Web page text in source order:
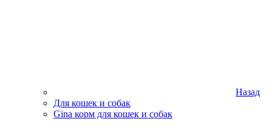
Назад
Для кошек и собак
Gina корм для кошек и собак